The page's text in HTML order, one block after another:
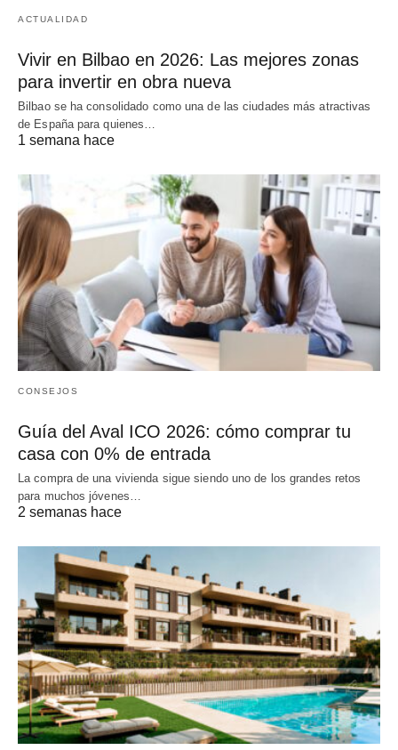
ACTUALIDAD
Vivir en Bilbao en 2026: Las mejores zonas
para invertir en obra nueva
Bilbao se ha consolidado como una de las ciudades más atractivas
de España para quienes…
1 semana hace
CONSEJOS
Guía del Aval ICO 2026: cómo comprar tu
casa con 0% de entrada
La compra de una vivienda sigue siendo uno de los grandes retos
para muchos jóvenes…
2 semanas hace